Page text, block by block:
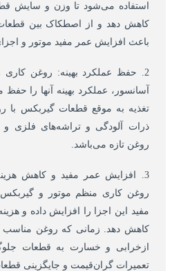
استفاده می‌شود تا وزن و سایش
کاهش دهد و از اصطکاک بین قطعات
باعث افزایش عمر مفید موتور و
2. حفظ عملکرد بهینه: روغن
آسانسور، عملکرد بهینه آنها را
تغذیه به موقع قطعات گیربکس با
ذرات آلودگی و تراشه‌های فلزی
روغن تازه می‌باشد.
3. افزایش عمر مفید و کاهش
روغن کاری منظم موتور و گیربکس
مفید این اجزا را افزایش داده و
کاهش دهد. زمانی که روغن مناسب
ازخرابی و خسارت به قطعات
تعمیرات گران‌قیمت و جایگزینی